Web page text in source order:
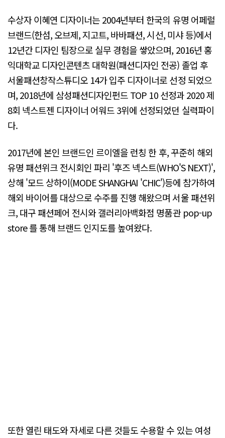
수상자 이혜연 디자이너는 2004년부터 한국의 유명 어페럴
브랜드(한섬, 오브제, 지고트, 바바패션, 시선, 미샤 등)에서
12년간 디자인 팀장으로 실무 경험을 쌓았으며, 2016년 홍
익대학교 디자인콘텐츠 대학원(패션디자인 전공) 졸업 후
서울패션창작스튜디오 14가 입주 디자이너로 선정 되었으
며, 2018년에 삼성패션디자인펀드 TOP 10 선정과 2020 제
8회 넥스트젠 디자이너 어워드 3위에 선정되었던 실력파이
다.
2017년에 본인 브랜드인 르이엘을 런칭 한 후, 꾸준히 해외
유명 패션위크 전시회인 파리 '후즈 넥스트(WHO'S NEXT)',
상해 '모드 상하이(MODE SHANGHAI 'CHIC')등에 참가하여
해외 바이어를 대상으로 수주를 진행 해왔으며 서울 패션위
크, 대구 패션페어 전시와 갤러리아백화점 명품관 pop-up
store 를 통해 브랜드 인지도를 높여왔다.
또한 열린 태도와 자세로 다른 것들도 수용할 수 있는 여성